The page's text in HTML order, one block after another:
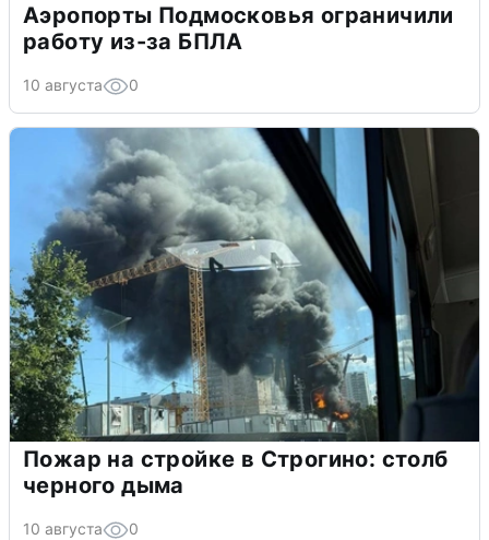
Аэропорты Подмосковья ограничили
работу из-за БПЛА
10 августа 0
Пожар на стройке в Строгино: столб
черного дыма
10 августа 0